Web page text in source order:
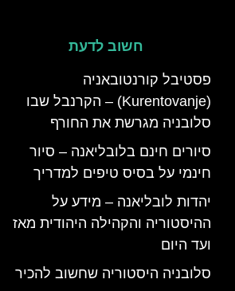
חשוב לדעת
פסטיבל קורנטובאניה
(Kurentovanje) – הקרנבל שבו
סלובניה מגרשת את החורף
סיורים חינם בלובליאנה – סיור
חינמי על בסיס טיפים למדריך
יהדות לובליאנה – מידע על
ההיסטוריה והקהילה היהודית מאז
ועד היום
סלובניה היסטוריה שחשוב להכיר